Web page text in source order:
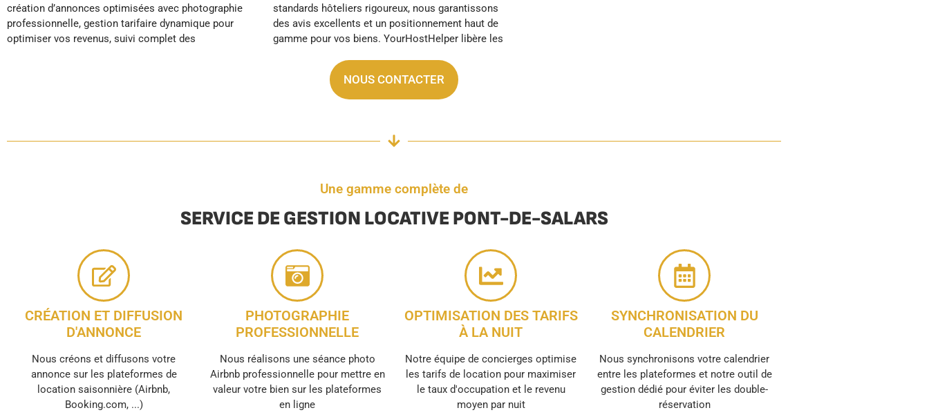
création d’annonces optimisées avec photographie
professionnelle, gestion tarifaire dynamique pour
optimiser vos revenus, suivi complet des
standards hôteliers rigoureux, nous garantissons
des avis excellents et un positionnement haut de
gamme pour vos biens. YourHostHelper libère les
NOUS CONTACTER
Une gamme complète de
SERVICE DE GESTION LOCATIVE PONT-DE-SALARS
CRÉATION ET DIFFUSION
D'ANNONCE
Nous créons et diffusons votre
annonce sur les plateformes de
location saisonnière (Airbnb,
Booking.com, ...)
PHOTOGRAPHIE
PROFESSIONNELLE
Nous réalisons une séance photo
Airbnb professionnelle pour mettre en
valeur votre bien sur les plateformes
en ligne
OPTIMISATION DES TARIFS
À LA NUIT
Notre équipe de concierges optimise
les tarifs de location pour maximiser
le taux d'occupation et le revenu
moyen par nuit
SYNCHRONISATION DU
CALENDRIER
Nous synchronisons votre calendrier
entre les plateformes et notre outil de
gestion dédié pour éviter les double-
réservation